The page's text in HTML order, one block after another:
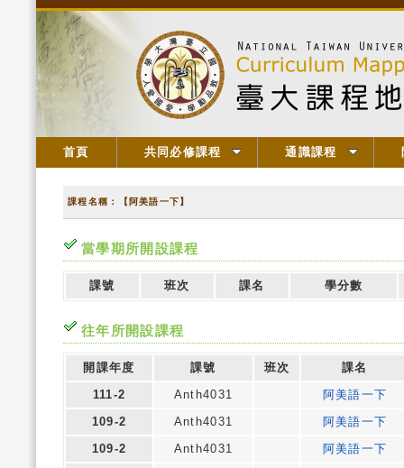
首頁 共同必修課程 通識課程
課程名稱：【阿美語一下】
當學期所開設課程
課號 班次 課名 學分數
往年所開設課程
開課年度 課號 班次
課名
111-2
Anth4031
阿美語一下
109-2
Anth4031
阿美語一下
109-2
Anth4031
阿美語一下